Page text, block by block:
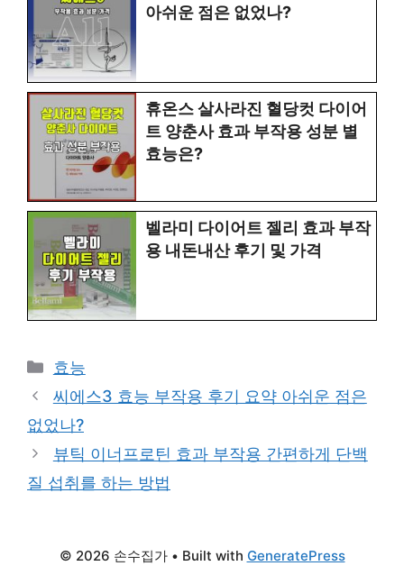
아쉬운 점은 없었나?
휴온스 살사라진 혈당컷 다이어
트 양춘사 효과 부작용 성분 별
효능은?
벨라미 다이어트 젤리 효과 부작
용 내돈내산 후기 및 가격
Categories
효능
씨에스3 효능 부작용 후기 요약 아쉬운 점은
없었나?
뷰틱 이너프로틴 효과 부작용 간편하게 단백
질 섭취를 하는 방법
© 2026 손수집가• Built with GeneratePress